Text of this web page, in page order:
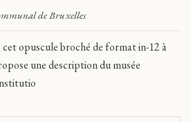
de Bruxelles
opuscule broché de format in-12 à
une description du musée